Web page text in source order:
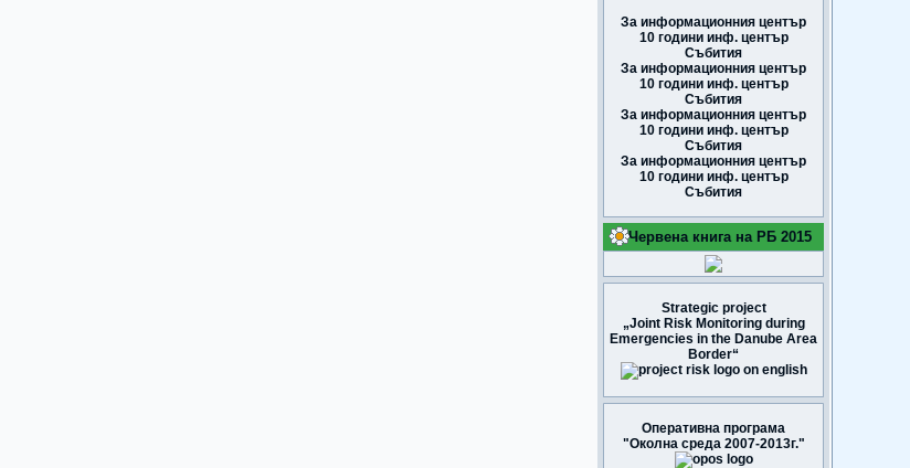
За информационния център
10 години инф. център
Събития
За информационния център
10 години инф. център
Събития
За информационния център
10 години инф. център
Събития
За информационния център
10 години инф. център
Събития
Червена книга на РБ 2015
Strategic project
„Joint Risk Monitoring during
Emergencies in the Danube Area
Border“
Оперативна програма
"Околна среда 2007-2013г."